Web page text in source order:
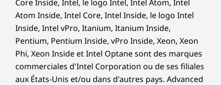
Core Inside, Intel, le logo Intel, Intel Atom, Intel
Atom Inside, Intel Core, Intel Inside, le logo Intel
Inside, Intel vPro, Itanium, Itanium Inside,
Pentium, Pentium Inside, vPro Inside, Xeon, Xeon
Phi, Xeon Inside et Intel Optane sont des marques
commerciales d'Intel Corporation ou de ses filiales
aux États-Unis et/ou dans d'autres pays. Advanced